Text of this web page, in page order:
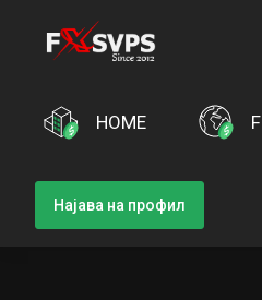
HOME
Најава на профил